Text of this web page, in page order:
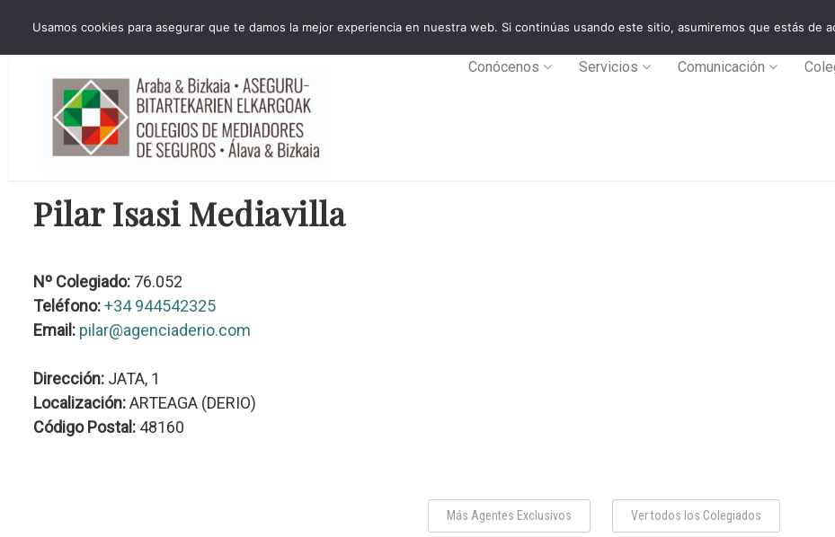
administracion@cmsab.eus 94.442.43.43 Móvil y Whatsapp 688.889.170
Conócenos Servicios Comunicación
Pilar Isasi Mediavilla
Nº Colegiado: 76.052
Teléfono:+34 944542325
Email: pilar@agenciaderio.com
Dirección: JATA, 1
Localización:ARTEAGA (DERIO)
Código Postal: 48160
Más Agentes Exclusivos Ver todos los Colegiados
Usamos cookies para asegurar que te damos la mejor experiencia en nuestra web. Si continúas usando este sitio, asumiremos que estás de